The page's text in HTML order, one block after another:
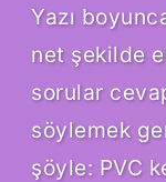
Yazı
net şekilde
sorular
söylemek
şöyle: PVC